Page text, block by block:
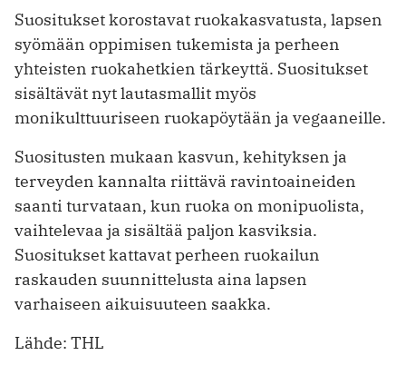
Suositukset korostavat ruokakasvatusta, lapsen
syömään oppimisen tukemista ja perheen
yhteisten ruokahetkien tärkeyttä. Suositukset
sisältävät nyt lautasmallit myös
monikulttuuriseen ruokapöytään ja vegaaneille.
Suositusten mukaan kasvun, kehityksen ja
terveyden kannalta riittävä ravintoaineiden
saanti turvataan, kun ruoka on monipuolista,
vaihtelevaa ja sisältää paljon kasviksia.
Suositukset kattavat perheen ruokailun
raskauden suunnittelusta aina lapsen
varhaiseen aikuisuuteen saakka.
Lähde: THL